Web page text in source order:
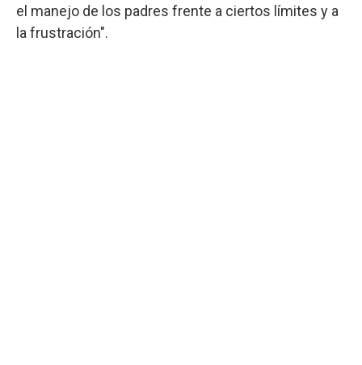
el manejo de los padres frente a ciertos límites y a
la frustración".